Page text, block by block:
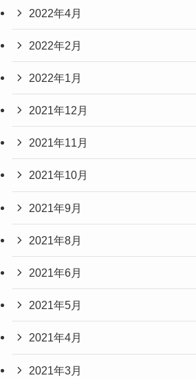
2022年4月
2022年2月
2022年1月
2021年12月
2021年11月
2021年10月
2021年9月
2021年8月
2021年6月
2021年5月
2021年4月
2021年3月